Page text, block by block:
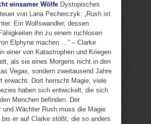
einsamer Wölfe Dystopisches
von Lana Pecherczyk: „Rush ist
Ein Wolfswandler, dessen
ihn zu einem ruchlosen
Elphyne machen …“ – Clarke
einer von Katastrophen und Kriegen
als sie eines Morgens nicht in den
Vegas, sondern zweitausend Jahre
erwacht. Dort herrscht Magie, viele
haben sich entwickelt, die sich
Menchen befinden. Der
und Wächter Rush muss die Magie
er auf Clarke stößt, die so anders